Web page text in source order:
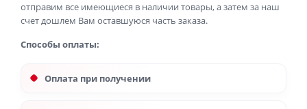
отправим все имеющиеся в наличии товары, а затем за наш
счет дошлем Вам оставшуюся часть заказа.
Способы оплаты:
Оплата при получении